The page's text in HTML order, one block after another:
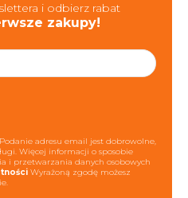
i odbierz rabat
zakupy!
adresu email jest dobrowolne,
Więcej informacji o sposobie
i przetwarzania danych osobowych
Wyrażoną zgodę możesz